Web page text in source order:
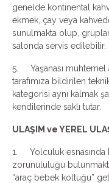
genelde kontinental
ekmek, çay veya
sunulmakta olup,
salonda servis edilebilir.
5. Yaşanası muhtemel
tarafımıza bildirilen
kategorisi aynı kalmak
kendilerinde saklı tutar.
ULAŞIM ve YEREL
1. Yolculuk esnasında
zorunululuğu
“araç bebek koltuğu”